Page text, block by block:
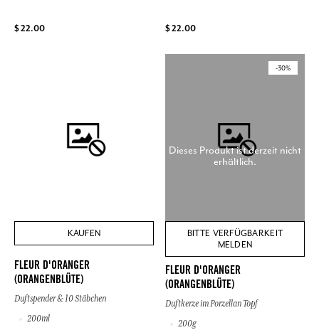
$ 22.00 $ 22.00
KAUFEN
FLEUR D'ORANGER
(ORANGENBLÜTE)
Duftspender & 10 Stäbchen
200ml
-30%
Dieses Produkt ist derzeit nicht
erhältlich.
BITTE VERFÜGBARKEIT
MELDEN
FLEUR D'ORANGER
(ORANGENBLÜTE)
Duftkerze im Porzellan Topf
200g